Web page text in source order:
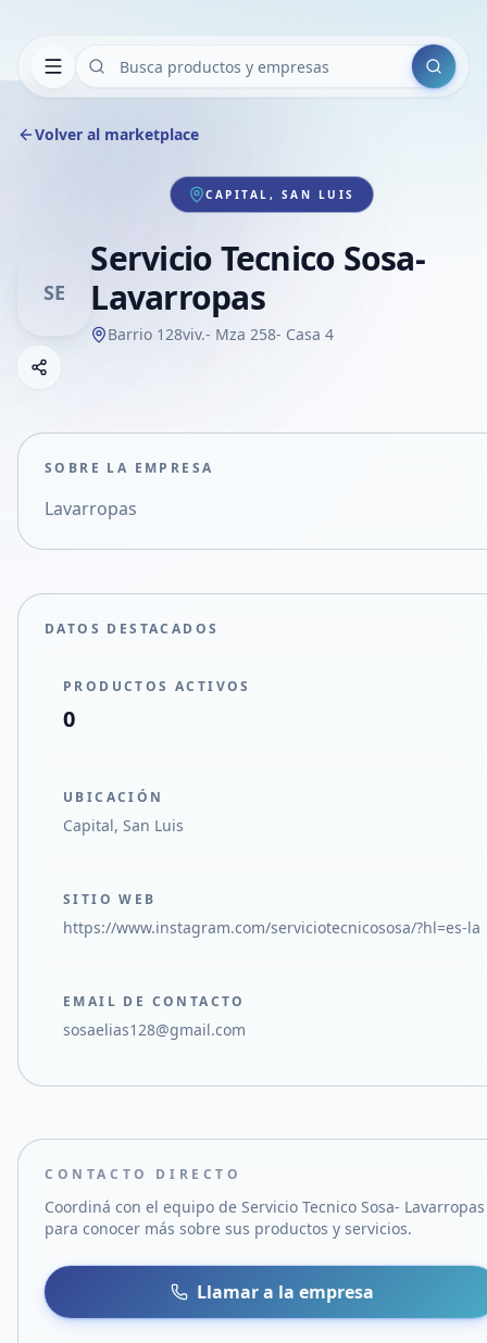
Buscar
Volver al marketplace
CAPITAL, SAN LUIS
SE
Servicio Tecnico Sosa-
Lavarropas
Barrio 128viv.- Mza 258- Casa 4
Compartir empresa
Compartir en X
SOBRE LA EMPRESA
Lavarropas
DATOS DESTACADOS
PRODUCTOS ACTIVOS
0
UBICACIÓN
Capital, San Luis
SITIO WEB
https://www.instagram.com/serviciotecnicososa/?hl=es-la
EMAIL DE CONTACTO
sosaelias128@gmail.com
CONTACTO DIRECTO
Coordiná con el equipo de Servicio Tecnico Sosa- Lavarropas
para conocer más sobre sus productos y servicios.
Llamar a la empresa